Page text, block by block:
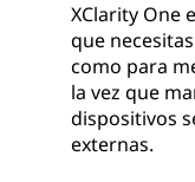
XClarity One
que
como para
la vez que
dispositivos
externas.